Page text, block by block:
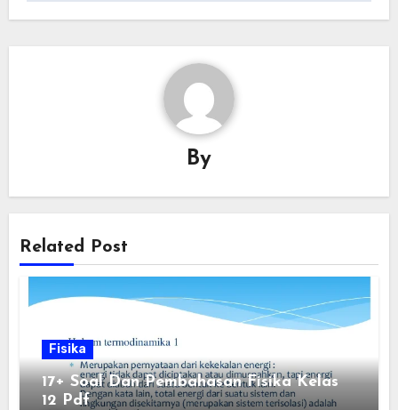
By
Related Post
Fisika
17+ Soal Dan Pembahasan Fisika Kelas
12 Pdf